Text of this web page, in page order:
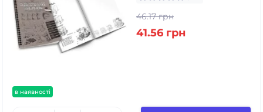
в наявності
46.17 грн
41.56 грн